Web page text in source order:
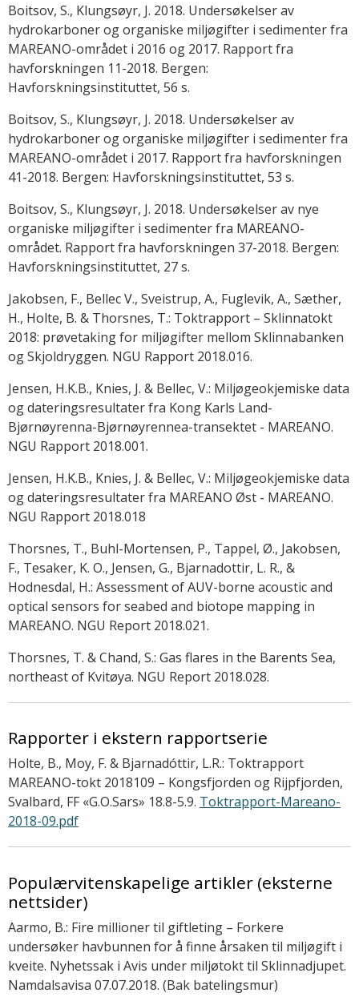
Boitsov, S., Klungsøyr, J. 2018. Undersøkelser av
hydrokarboner og organiske miljøgifter i sedimenter fra
MAREANO-området i 2016 og 2017. Rapport fra
havforskningen 11-2018. Bergen:
Havforskningsinstituttet, 56 s.
Boitsov, S., Klungsøyr, J. 2018. Undersøkelser av
hydrokarboner og organiske miljøgifter i sedimenter fra
MAREANO-området i 2017. Rapport fra havforskningen
41-2018. Bergen: Havforskningsinstituttet, 53 s.
Boitsov, S., Klungsøyr, J. 2018. Undersøkelser av nye
organiske miljøgifter i sedimenter fra MAREANO-
området. Rapport fra havforskningen 37-2018. Bergen:
Havforskningsinstituttet, 27 s.
Jakobsen, F., Bellec V., Sveistrup, A., Fuglevik, A., Sæther,
H., Holte, B. & Thorsnes, T.: Toktrapport – Sklinnatokt
2018: prøvetaking for miljøgifter mellom Sklinnabanken
og Skjoldryggen. NGU Rapport 2018.016.
Jensen, H.K.B., Knies, J. & Bellec, V.: Miljøgeokjemiske data
og dateringsresultater fra Kong Karls Land-
Bjørnøyrenna-Bjørnøyrennea-transektet - MAREANO.
NGU Rapport 2018.001.
Jensen, H.K.B., Knies, J. & Bellec, V.: Miljøgeokjemiske data
og dateringsresultater fra MAREANO Øst - MAREANO.
NGU Rapport 2018.018
Thorsnes, T., Buhl-Mortensen, P., Tappel, Ø., Jakobsen,
F., Tesaker, K. O., Jensen, G., Bjarnadottir, L. R., &
Hodnesdal, H.: Assessment of AUV-borne acoustic and
optical sensors for seabed and biotope mapping in
MAREANO. NGU Report 2018.021.
Thorsnes, T. & Chand, S.: Gas flares in the Barents Sea,
northeast of Kvitøya. NGU Report 2018.028.
Rapporter i ekstern rapportserie
Holte, B., Moy, F. & Bjarnadóttir, L.R.: Toktrapport
MAREANO-tokt 2018109 – Kongsfjorden og Rijpfjorden,
Svalbard, FF «G.O.Sars» 18.8-5.9. Toktrapport-Mareano-
2018-09.pdf
Populærvitenskapelige artikler (eksterne
nettsider)
Aarmo, B.: Fire millioner til giftleting – Forkere
undersøker havbunnen for å finne årsaken til miljøgift i
kveite. Nyhetssak i Avis under miljøtokt til Sklinnadjupet.
Namdalsavisa 07.07.2018. (Bak batelingsmur)